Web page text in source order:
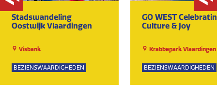
Stadswandeling
Oostwijk Vlaardingen
Visbank
BEZIENSWAARDIGHEDEN
GO WEST
Culture & Joy
Krabbepark Vlaardingen
BEZIENSWAARDIGHEDEN